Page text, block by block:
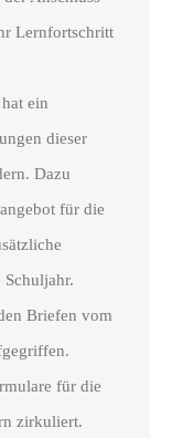
Lernfortschritt
ein
dieser
Dazu
für die
Schuljahr.
Briefen vom
für die
zirkuliert.